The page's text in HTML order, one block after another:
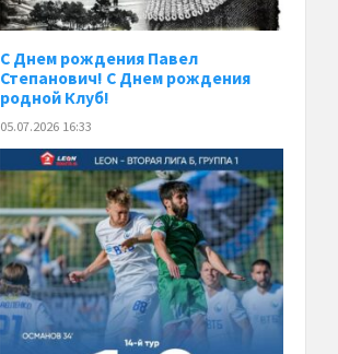
С Днем рождения Павел
Степанович! С Днем рождения
родной Клуб!
05.07.2026 16:33